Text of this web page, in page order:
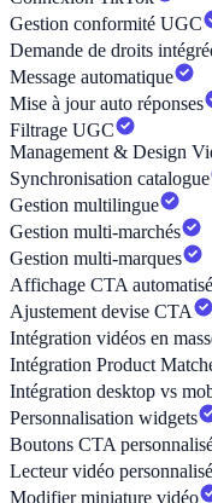
Gestion conformité UGC
Demande de droits
Message automatique
Mise à jour auto réponses
Filtrage UGC
Management & Design
Synchronisation catalogue
Gestion multilingue
Gestion multi-marchés
Gestion multi-marques
Affichage CTA automatisé
Ajustement devise CTA
Intégration vidéos en
Intégration Product
Intégration desktop vs
Personnalisation widgets
Boutons CTA
Lecteur vidéo personnalisé
Modifier miniature vidéo